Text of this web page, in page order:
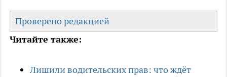
Проверено редакцией
Читайте также:
Лишили водительских прав: что ждёт